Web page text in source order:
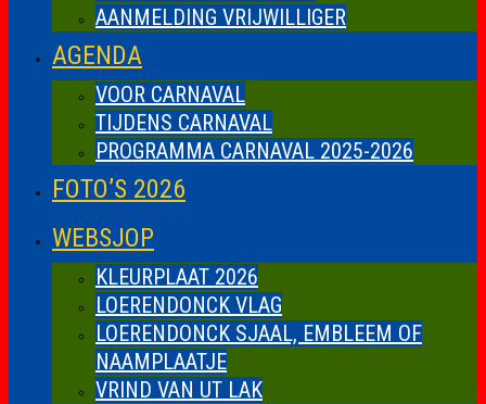
AANMELDING VRIJWILLIGER
AGENDA
VOOR CARNAVAL
TIJDENS CARNAVAL
PROGRAMMA CARNAVAL 2025-2026
FOTO’S 2026
WEBSJOP
KLEURPLAAT 2026
LOERENDONCK VLAG
LOERENDONCK SJAAL, EMBLEEM OF
NAAMPLAATJE
VRIND VAN UT LAK